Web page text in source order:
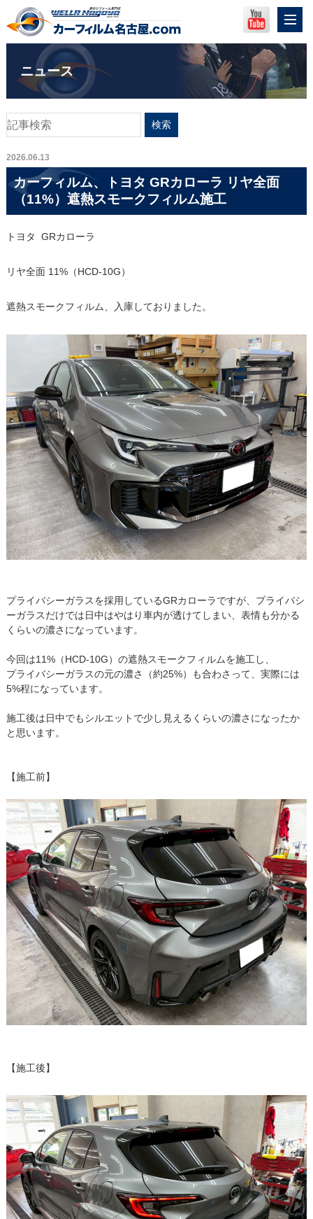
ニュース
2026.06.13
カーフィルム、トヨタ GRカローラ リヤ全面
（11%）遮熱スモークフィルム施工
トヨタ GRカローラ
リヤ全面 11%（HCD-10G）
遮熱スモークフィルム、入庫しておりました。
プライバシーガラスを採用しているGRカローラですが、 プライバシ
ーガラスだけでは日中はやはり車内が透けてしまい、表情も分かる
くらいの濃さになっています。
今回は11%（HCD-10G）の遮熱スモークフィルムを施工し、
プライバシーガラスの元の濃さ（約25%）も合わさって、実際には
5%程になっています。
施工後は日中でもシルエットで少し見えるくらいの濃さになったか
と思います。
【施工前】
【施工後】